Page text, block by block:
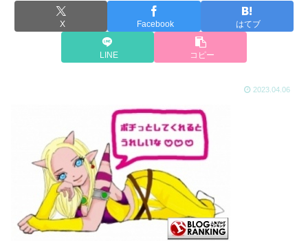
X Facebook はてブ
LINE コピー
2023.04.06